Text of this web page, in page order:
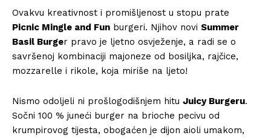
Ovakvu kreativnost i promišljenost u stopu prate
Picnic Mingle and Fun burgeri. Njihov novi Summer
Basil Burger pravo je ljetno osvježenje, a radi se o
savršenoj kombinaciji majoneze od bosiljka, rajčice,
mozzarelle i rikole, koja miriše na ljeto!
Nismo odoljeli ni prošlogodišnjem hitu Juicy Burgeru.
Sočni 100 % juneći burger na brioche pecivu od
krumpirovog tijesta, obogaćen je dijon aioli umakom,